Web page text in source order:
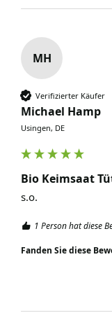
MH
Verifizierter Käufer
Michael Hamp
Usingen, DE
Bio Keimsaat
s.o.
1 Person hat diese
Fanden Sie diese